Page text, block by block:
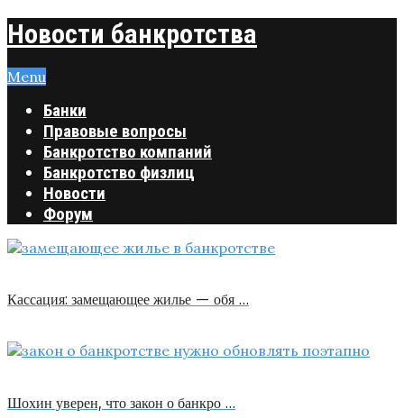
Новости банкротства
Menu
Банки
Правовые вопросы
Банкротство компаний
Банкротство физлиц
Новости
Форум
Кассация: замещающее жилье — обя …
Шохин уверен, что закон о банкро …